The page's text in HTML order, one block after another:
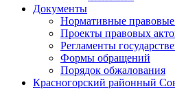
Документы
Нормативные
Проекты правовых
Регламенты
Формы обращений
Порядок обжалования
Красногорский районный